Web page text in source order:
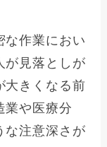
な作業におい
が見落としが
大きくなる前
業や医療分
な注意深さが